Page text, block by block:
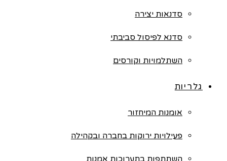
סדנאות יצירה
סדנא לפיסול סביבתי
השתלמויות וקורסים
גלריות
אומנות המיחזור
פעילויות ירוקות בחברה ובקהילה
השתתפות בתערוכות אמנות